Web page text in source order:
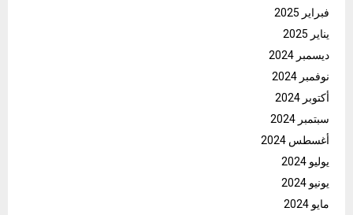
فبراير 2025
يناير 2025
ديسمبر 2024
نوفمبر 2024
أكتوبر 2024
سبتمبر 2024
أغسطس 2024
يوليو 2024
يونيو 2024
مايو 2024